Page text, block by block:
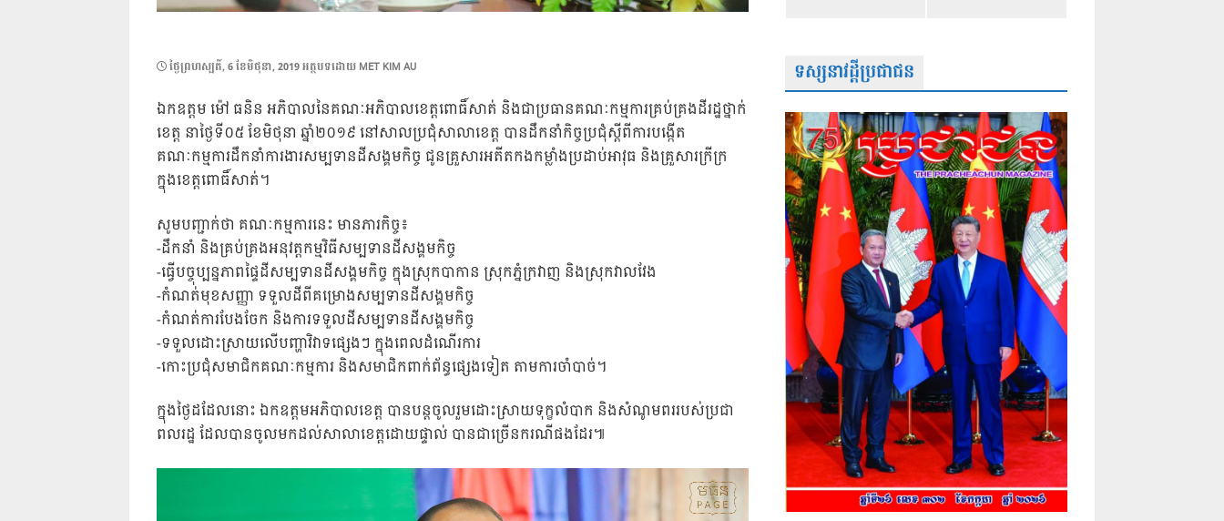
POSTED
ថ្ងៃ​ព្រហស្បតិ៍, 6 ខែ​មិថុនា, 2019អត្ថបទដោយ MET KIM AU
ឯកឧត្តម ម៉ៅ ធនិន អភិបាលនៃគណៈអភិបាលខេត្តពោធិ៍សាត់ និងជាប្រធានគណៈកម្មការគ្រប់គ្រងដីរដ្ឋថ្នាក់
ខេត្ត នាថ្ងៃទី០៥ ខែមិថុនា ឆ្នាំ២០១៩ នៅសាលប្រជុំសាលាខេត្ត បានដឹកនាំកិច្ចប្រជុំស្តីពីការបង្កើត
គណៈកម្មការដឹកនាំការងារសម្បទានដីសង្គមកិច្ច ជូនគ្រួសារអតីតកងកម្លាំងប្រដាប់អាវុធ និងគ្រួសារក្រីក្រ
ក្នុងខេត្តពោធិ៍សាត់។
សូមបញ្ជាក់ថា គណៈកម្មការនេះ មានភារកិច្ច៖
-ដឹកនាំ និងគ្រប់គ្រងអនុវត្តកម្មវិធីសម្បទានដីសង្គមកិច្ច
-ធ្វើបច្ចុប្បន្នភាពផ្ទៃដីសម្បទានដីសង្គមកិច្ច ក្នុងស្រុកបាកាន ស្រុកភ្នំក្រវាញ និងស្រុកវាលវែង
-កំណត់មុខសញ្ញា ទទួលដីពីគម្រោងសម្បទានដីសង្គមកិច្ច
-កំណត់ការបែងចែក និងការទទួលដីសម្បទានដីសង្គមកិច្ច
-ទទួលដោះស្រាយលើបញ្ហាវិវាទផ្សេងៗ ក្នុងពេលដំណើរការ
-កោះប្រជុំសមាជិកគណៈកម្មការ និងសមាជិកពាក់ព័ន្ធផ្សេងទៀត តាមការចាំបាច់។
ក្នុងថ្ងៃដដែលនោះ ឯកឧត្តមអភិបាលខេត្ត បានបន្តចូលរួមដោះស្រាយទុក្ខលំបាក និងសំណូមពររបស់ប្រជា
ពលរដ្ឋ ដែលបានចូលមកដល់សាលាខេត្តដោយផ្ទាល់ បានជាច្រើនករណីផងដែរ៕
ទស្សនាវដ្តីប្រជាជន